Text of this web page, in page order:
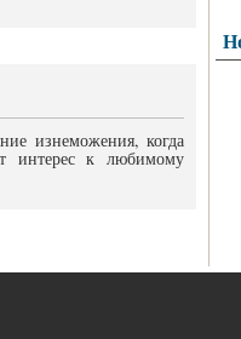
изнеможения, когда
интерес к любимому